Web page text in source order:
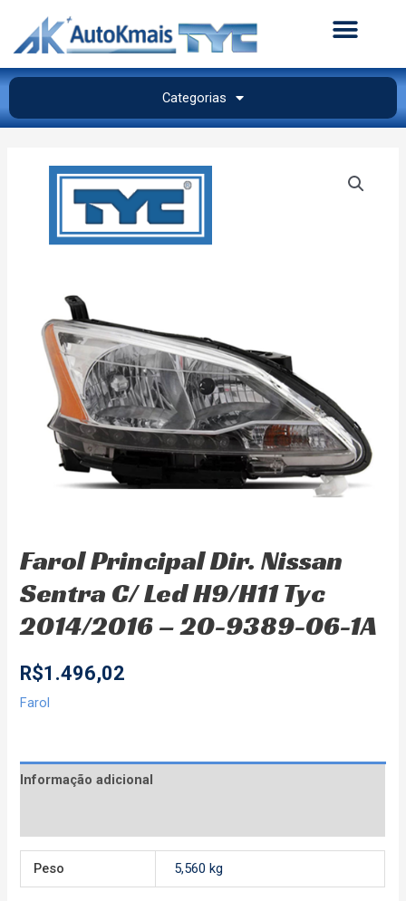
Categorias
Farol Principal Dir. Nissan
Sentra C/ Led H9/H11 Tyc
2014/2016 – 20-9389-06-1A
R$1.496,02
Farol
Informação adicional
Peso 5,560 kg